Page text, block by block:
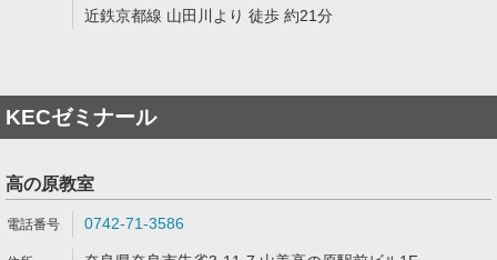
近鉄京都線 山田川より 徒歩 約21分
KECゼミナール
高の原教室
0742-71-3586